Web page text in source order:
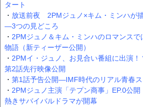
タート
・ 放送前夜 2PMジュノ×キム・ミンハが
―3つの見どころ
・ 2PMジュノ＆キム・ミンハのロマンスで
物語（新ティーザー公開）
・ 2PMイ・ジュノ、お見合い番組に出演！
第2話先行映像公開
・ 第1話予告公開―IMF時代のリアル青春
・ 2PMジュノ主演「テプン商事」EP.0公
熱きサバイバルドラマが開幕